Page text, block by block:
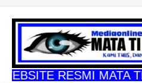
MATA TINTA